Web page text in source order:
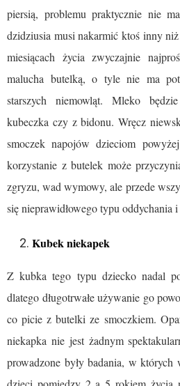
piersią, problemu praktycznie nie
dzidziusia musi nakarmić ktoś inny
miesiącach życia zwyczajnie
malucha butelką, o tyle nie ma
starszych niemowląt. Mleko
kubeczka czy z bidonu. Wręcz
smoczek napojów dzieciom
korzystanie z butelek może
zgryzu, wad wymowy, ale przede
się nieprawidłowego typu oddychania i
Kubek niekapek
Z kubka tego typu dziecko nadal
dlatego długotrwałe używanie go
co picie z butelki ze smoczkiem.
niekapka nie jest żadnym
prowadzone były badania, w